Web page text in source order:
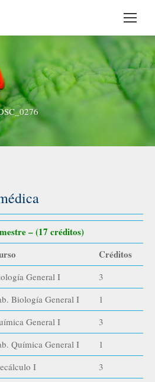
– (17 créditos)
Créditos
General I
3
Biología General I
1
General I
3
Química General I
1
I
3